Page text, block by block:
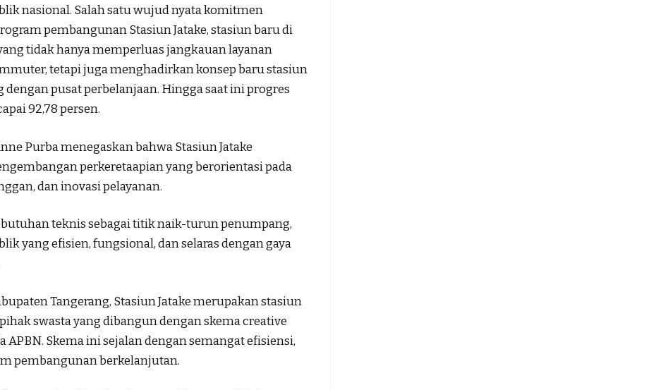
nasional. Salah satu wujud nyata komitmen
pembangunan Stasiun Jatake, stasiun baru di
tidak hanya memperluas jangkauan layanan
tetapi juga menghadirkan konsep baru stasiun
pusat perbelanjaan. Hingga saat ini progres
92,78 persen.
Purba menegaskan bahwa Stasiun Jatake
perkeretaapian yang berorientasi pada
dan inovasi pelayanan.
teknis sebagai titik naik-turun penumpang,
yang efisien, fungsional, dan selaras dengan gaya
Tangerang, Stasiun Jatake merupakan stasiun
swasta yang dibangun dengan skema creative
Skema ini sejalan dengan semangat efisiensi,
pembangunan berkelanjutan.